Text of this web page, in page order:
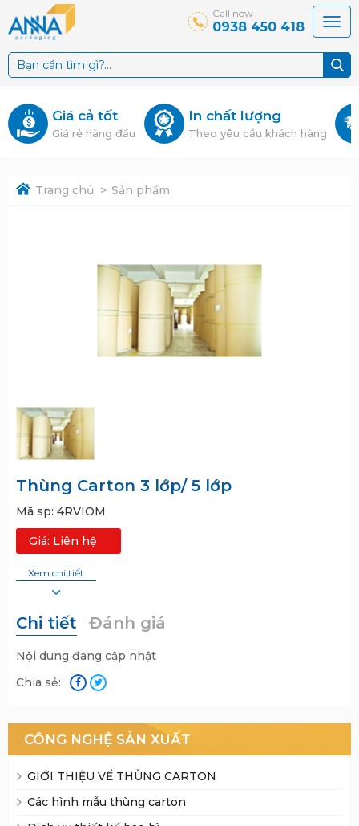
Call now
0938 450 418
Giá cả tốt
Giá rẻ hàng đầu
In chất lượng
Theo yêu cầu khách hàng
CÔNG NGHỆ SẢN XUẤT
GIỚI THIỆU VỂ THÙNG CARTON
Các hình mẫu thùng carton
Trang chủ Sản phẩm
Thùng Carton 3 lớp/ 5 lớp
Mã sp: 4RVIOM
Giá: Liên hệ
Xem chi tiết
Chi tiết Đánh giá
Nội dung đang cập nhật
Chia sẻ: